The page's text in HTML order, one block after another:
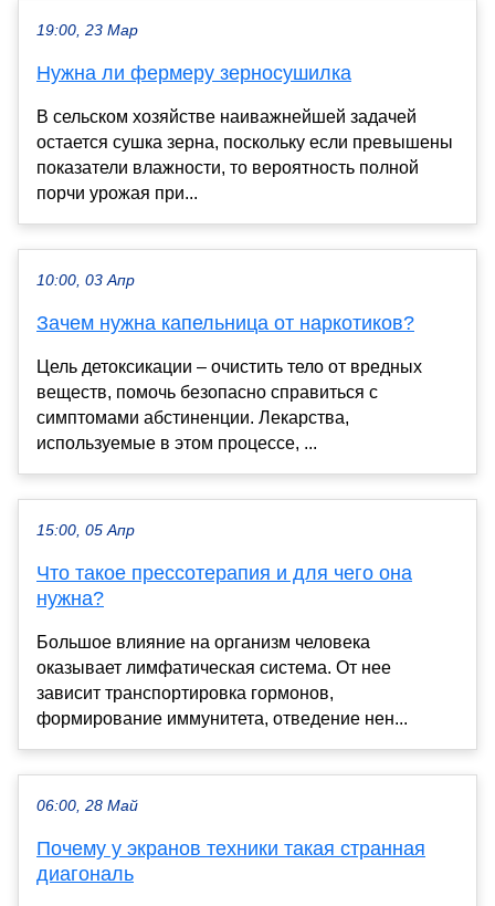
19:00, 23 Мар
Нужна ли фермеру зерносушилка
В сельском хозяйстве наиважнейшей задачей
остается сушка зерна, поскольку если превышены
показатели влажности, то вероятность полной
порчи урожая при...
10:00, 03 Апр
Зачем нужна капельница от наркотиков?
Цель детоксикации – очистить тело от вредных
веществ, помочь безопасно справиться с
симптомами абстиненции. Лекарства,
используемые в этом процессе, ...
15:00, 05 Апр
Что такое прессотерапия и для чего она
нужна?
Большое влияние на организм человека
оказывает лимфатическая система. От нее
зависит транспортировка гормонов,
формирование иммунитета, отведение нен...
06:00, 28 Май
Почему у экранов техники такая странная
диагональ